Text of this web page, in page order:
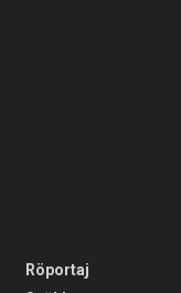
Röportaj